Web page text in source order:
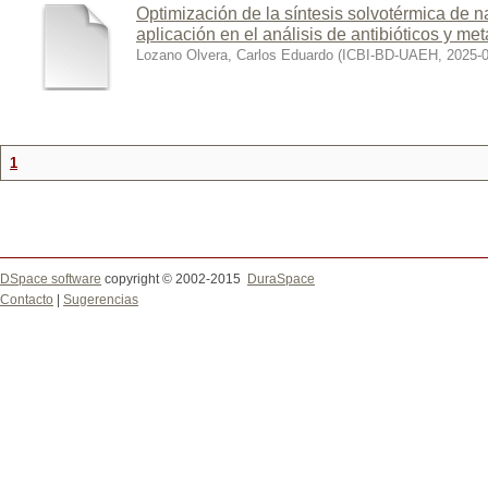
Optimización de la síntesis solvotérmica de
aplicación en el análisis de antibióticos y
Lozano Olvera, Carlos Eduardo ( ICBI-BD-UAEH , 2025-
1
DSpace software copyright © 2002-2015
DuraSpace
Contacto
Sugerencias